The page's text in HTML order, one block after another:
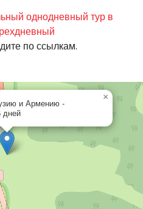
однодневный тур в
по ссылкам.
и Армению -
дней
×